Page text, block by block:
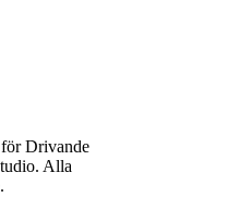
Drivande
Alla